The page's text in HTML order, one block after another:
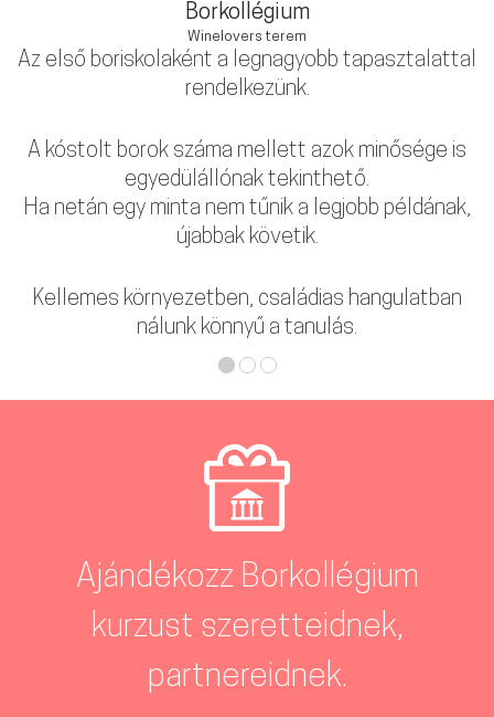
Borkollégium
Winelovers terem
Az első boriskolaként a legnagyobb tapasztalattal
rendelkezünk.
A kóstolt borok száma mellett azok minősége is
egyedülállónak tekinthető.
Ha netán egy minta nem tűnik a legjobb példának,
újabbak követik.
Kellemes környezetben, családias hangulatban
nálunk könnyű a tanulás.
Ajándékozz Borkollégium
kurzust szeretteidnek,
partnereidnek.